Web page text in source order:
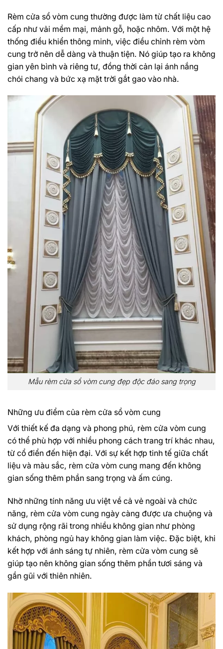
Rèm cửa sổ vòm cung thường được làm từ chất liệu cao
cấp như vải mềm mại, mảnh gỗ, hoặc nhôm. Với một hệ
thống điều khiển thông minh, việc điều chỉnh rèm vòm
cung trở nên dễ dàng và thuận tiện. Nó giúp tạo ra không
gian yên bình và riêng tư, đồng thời cản lại ánh nắng
chói chang và bức xạ mặt trời gắt gao vào nhà.
Mẫu rèm cửa sổ vòm cung đẹp độc đáo sang trọng
Những ưu điểm của rèm cửa sổ vòm cung
Với thiết kế đa dạng và phong phú, rèm cửa vòm cung
có thể phù hợp với nhiều phong cách trang trí khác nhau,
từ cổ điển đến hiện đại. Với sự kết hợp tinh tế giữa chất
liệu và màu sắc, rèm cửa vòm cung mang đến không
gian sống thêm phần sang trọng và ấm cúng.
Nhờ những tính năng ưu việt về cả vẻ ngoài và chức
năng, rèm cửa vòm cung ngày càng được ưa chuộng và
sử dụng rộng rãi trong nhiều không gian như phòng
khách, phòng ngủ hay không gian làm việc. Đặc biệt, khi
kết hợp với ánh sáng tự nhiên, rèm cửa vòm cung sẽ
giúp tạo nên không gian sống thêm phần tươi sáng và
gần gũi với thiên nhiên.